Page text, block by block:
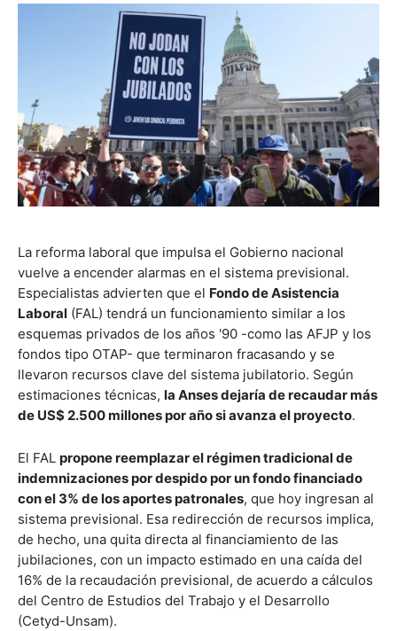
La reforma laboral que impulsa el Gobierno nacional
vuelve a encender alarmas en el sistema previsional.
Especialistas advierten que el Fondo de Asistencia
Laboral (FAL) tendrá un funcionamiento similar a los
esquemas privados de los años '90 -como las AFJP y los
fondos tipo OTAP- que terminaron fracasando y se
llevaron recursos clave del sistema jubilatorio. Según
estimaciones técnicas, la Anses dejaría de recaudar más
de US$ 2.500 millones por año si avanza el proyecto.
El FAL propone reemplazar el régimen tradicional de
indemnizaciones por despido por un fondo financiado
con el 3% de los aportes patronales, que hoy ingresan al
sistema previsional. Esa redirección de recursos implica,
de hecho, una quita directa al financiamiento de las
jubilaciones, con un impacto estimado en una caída del
16% de la recaudación previsional, de acuerdo a cálculos
del Centro de Estudios del Trabajo y el Desarrollo
(Cetyd-Unsam).